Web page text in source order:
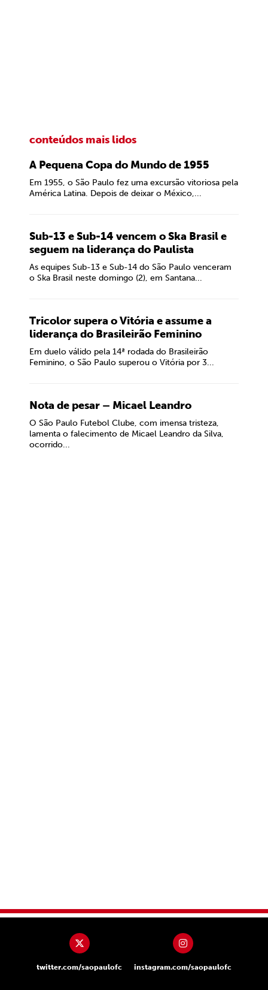
conteúdos mais lidos
A Pequena Copa do Mundo de 1955
Em 1955, o São Paulo fez uma excursão vitoriosa pela
América Latina. Depois de deixar o México,...
Sub-13 e Sub-14 vencem o Ska Brasil e
seguem na liderança do Paulista
As equipes Sub-13 e Sub-14 do São Paulo venceram
o Ska Brasil neste domingo (2), em Santana...
Tricolor supera o Vitória e assume a
liderança do Brasileirão Feminino
Em duelo válido pela 14ª rodada do Brasileirão
Feminino, o São Paulo superou o Vitória por 3...
Nota de pesar – Micael Leandro
O São Paulo Futebol Clube, com imensa tristeza,
lamenta o falecimento de Micael Leandro da Silva,
ocorrido...
twitter.com/saopaulofc instagram.com/saopaulofc